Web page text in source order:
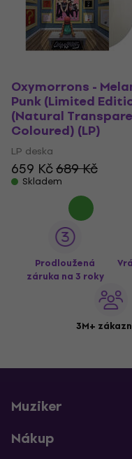
Oxymorrons -
Punk (Limited
(Natural
Coloured) (LP)
LP deska
659 Kč689 Kč
Skladem
Prodloužená
záruka na 3 roky
3M+
Muziker
Nákup